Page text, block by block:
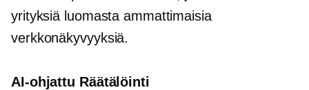
yrityksiä luomasta ammattimaisia ​​
verkkonäkyvyyksiä.
AI-ohjattu Räätälöinti